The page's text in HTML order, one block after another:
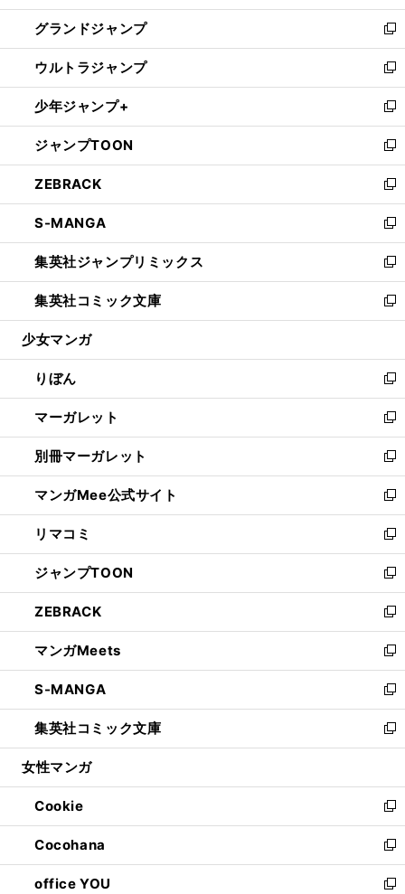
ウ
で
開
く
ン
ド
ウ
で
開
く
ウ
ィ
ン
ド
ウ
で
開
く
し
い
ウ
ィ
ン
ド
ウ
で
開
く
グランドジャンプ
新
し
い
ウ
ィ
ン
ド
ウ
で
開
く
ウルトラジャンプ
新
し
い
ウ
ィ
ン
ド
ウ
で
開
く
少年ジャンプ+
新
し
い
ウ
ィ
ン
ド
ウ
で
開
く
ジャンプTOON
新
し
い
ウ
ィ
ン
ド
ウ
で
開
ZEBRACK
新
し
い
ウ
ィ
ン
ド
ウ
開
く
S-MANGA
新
し
い
ウ
ィ
ン
ウ
で
開
く
集英社ジャンプリミックス
新
し
い
ウ
ン
ド
ウ
で
開
く
集英社コミック文庫
新
し
ウ
ィ
ン
ド
ウ
で
開
く
少女マンガ
りぼん
新
し
い
ウ
ィ
ン
ド
ウ
で
開
く
マーガレット
新
し
い
ウ
ィ
ン
ド
ウ
で
開
く
別冊マーガレット
新
し
い
ウ
ィ
ン
ド
ウ
で
開
く
マンガMee公式サイト
新
し
い
ウ
ィ
ン
ド
ウ
で
開
く
リマコミ
新
し
い
ウ
ィ
ン
ド
ウ
で
開
く
ジャンプTOON
新
し
い
ウ
ィ
ン
ド
ウ
で
開
ZEBRACK
新
し
い
ウ
ィ
ン
ド
ウ
開
く
マンガMeets
新
し
い
ウ
ィ
ン
ウ
で
開
く
S-MANGA
新
し
い
ウ
ン
ド
ウ
で
開
く
集英社コミック文庫
新
し
ウ
ィ
ン
ド
ウ
で
女性マンガ
Cookie
新
し
い
ウ
ィ
Cocohana
新
し
い
office YOU 新